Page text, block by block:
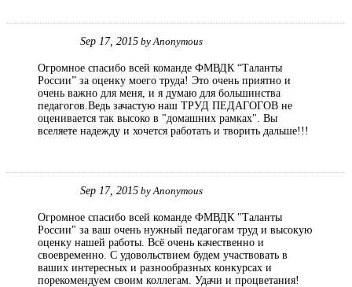
Sep 17, 2015 by Anonymous
Огромное спасибо всей команде ФМВДК “Таланты
России” за оценку моего труда! Это очень приятно и
очень важно для меня, и я думаю для большинства
педагогов.Ведь зачастую наш ТРУД ПЕДАГОГОВ не
оценивается так высоко в "домашних рамках". Вы
вселяете надежду и хочется работать и творить дальше!!!
Sep 17, 2015 by Anonymous
Огромное спасибо всей команде ФМВДК "Таланты
России" за ваш очень нужный педагогам труд и высокую
оценку нашей работы. Всё очень качественно и
своевременно. С удовольствием будем участвовать в
ваших интересных и разнообразных конкурсах и
порекомендуем своим коллегам. Удачи и процветания!